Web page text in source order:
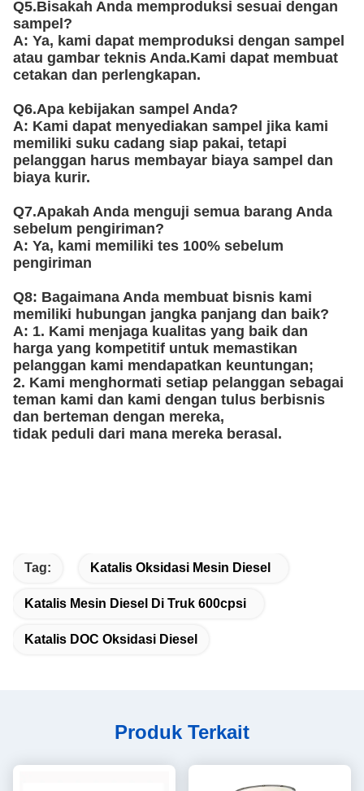
Q5.Bisakah Anda memproduksi sesuai dengan
sampel?
A: Ya, kami dapat memproduksi dengan sampel
atau gambar teknis Anda.Kami dapat membuat
cetakan dan perlengkapan.
Q6.Apa kebijakan sampel Anda?
A: Kami dapat menyediakan sampel jika kami
memiliki suku cadang siap pakai, tetapi
pelanggan harus membayar biaya sampel dan
biaya kurir.
Q7.Apakah Anda menguji semua barang Anda
sebelum pengiriman?
A: Ya, kami memiliki tes 100% sebelum
pengiriman
Q8: Bagaimana Anda membuat bisnis kami
memiliki hubungan jangka panjang dan baik?
A: 1. Kami menjaga kualitas yang baik dan
harga yang kompetitif untuk memastikan
pelanggan kami mendapatkan keuntungan;
2. Kami menghormati setiap pelanggan sebagai
teman kami dan kami dengan tulus berbisnis
dan berteman dengan mereka,
tidak peduli dari mana mereka berasal.
Tag: Katalis Oksidasi Mesin Diesel
Katalis Mesin Diesel Di Truk 600cpsi
Katalis DOC Oksidasi Diesel
Produk Terkait